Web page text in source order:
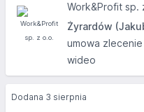
Work&Profit sp.
Żyrardów
umowa zlecenie
wideo
Dodana 3 sierpnia